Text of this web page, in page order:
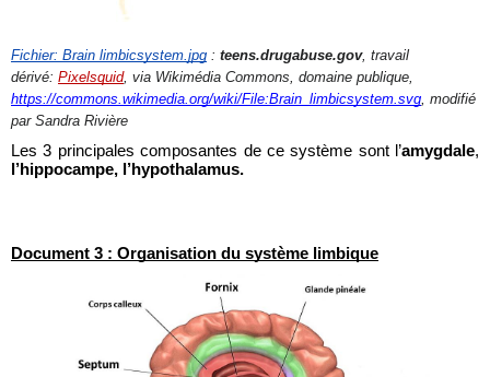
Fichier: Brain limbicsystem.jpg : teens.drugabuse.gov, travail
dérivé: Pixelsquid
https://commons.wikimedia.org/wiki/File:Brain_limbicsystem.svg , modifié
par Sandra Rivière
Les 3 principales composantes de ce système sont l’amygdale
l’hippocampe, l’hypothalamus.
Document 3 : Organisation du système limbique